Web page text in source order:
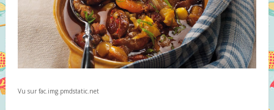
Vu sur fac.img.pmdstatic.net